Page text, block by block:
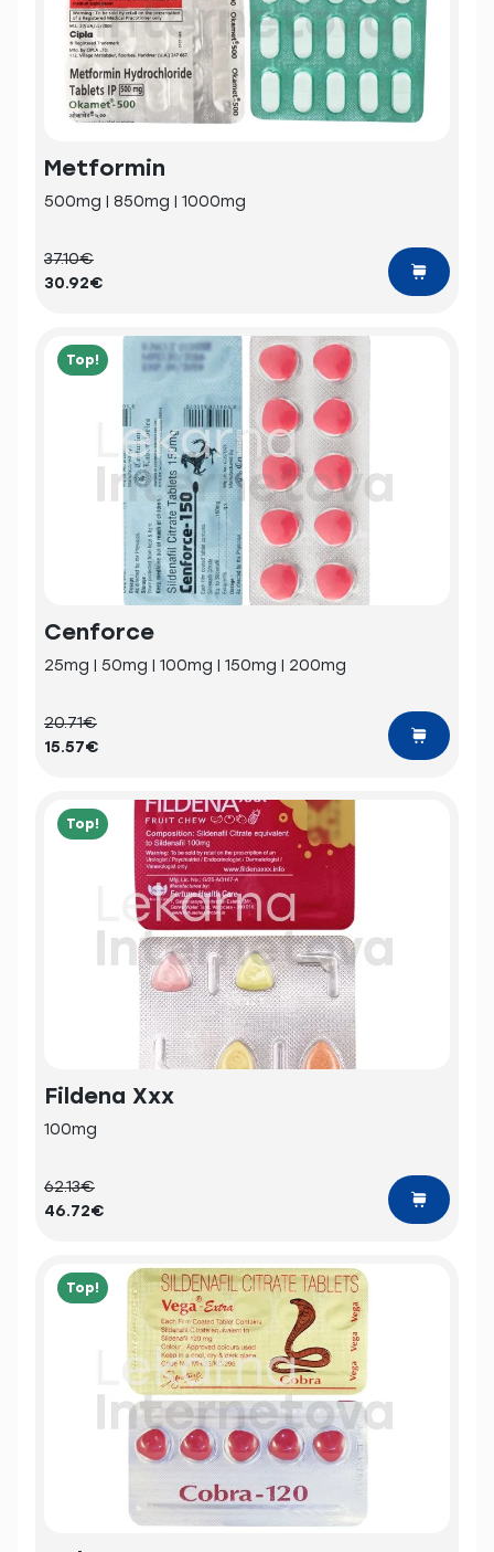
Metformin
500mg | 850mg | 1000mg
37.10€
30.92€
Top!
Cenforce
25mg | 50mg | 100mg | 150mg | 200mg
20.71€
15.57€
Top!
Fildena Xxx
100mg
62.13€
46.72€
Top!